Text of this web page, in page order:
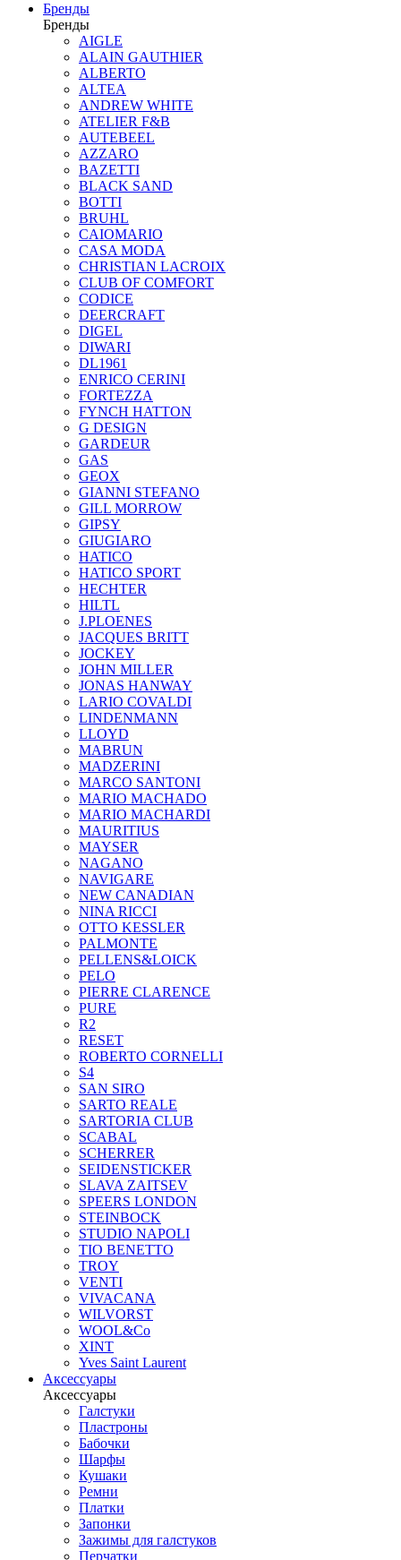
Бренды
Бренды
AIGLE
ALAIN GAUTHIER
ALBERTO
ALTEA
ANDREW WHITE
ATELIER F&B
AUTEBEEL
AZZARO
BAZETTI
BLACK SAND
BOTTI
BRUHL
CAIOMARIO
CASA MODA
CHRISTIAN LACROIX
CLUB OF COMFORT
CODICE
DEERCRAFT
DIGEL
DIWARI
DL1961
ENRICO CERINI
FORTEZZA
FYNCH HATTON
G DESIGN
GARDEUR
GAS
GEOX
GIANNI STEFANO
GILL MORROW
GIPSY
GIUGIARO
HATICO
HATICO SPORT
HECHTER
HILTL
J.PLOENES
JAСQUES BRITT
JOCKEY
JOHN MILLER
JONAS HANWAY
LARIO COVALDI
LINDENMANN
LLOYD
MABRUN
MADZERINI
MARCO SANTONI
MARIO MACHADO
MARIO MACHARDI
MAURITIUS
MAYSER
NAGANO
NAVIGARE
NEW CANADIAN
NINA RICCI
OTTO KESSLER
PALMONTE
PELLENS&LOICK
PELO
PIERRE CLARENCE
PURE
R2
RESET
ROBERTO CORNELLI
S4
SAN SIRO
SARTO REALE
SARTORIA CLUB
SCABAL
SCHERRER
SEIDENSTICKER
SLAVA ZAITSEV
SPEERS LONDON
STEINBOCK
STUDIO NAPOLI
TIO BENETTO
TROY
VENTI
VIVACANA
WILVORST
WOOL&Co
XINT
Yves Saint Laurent
Аксессуары
Аксессуары
Галстуки
Пластроны
Бабочки
Шарфы
Кушаки
Ремни
Платки
Запонки
Зажимы для галстуков
Перчатки